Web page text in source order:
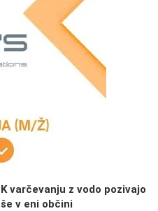
K varčevanju z vodo pozivajo
še v eni občini